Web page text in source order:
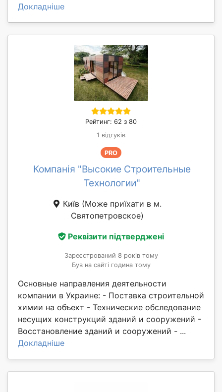
Докладніше
Рейтинг: 62 з 80
1 відгуків
PRO
Компанія "Высокие Строительные
Технологии"
Київ (Може приїхати в м.
Святопетровское)
Реквізити підтверджені
Зареєстрований 8 років тому
Був на сайті година тому
Основные направления деятельности
компании в Украине: - Поставка строительной
химии на объект - Технические обследование
несущих конструкций зданий и сооружений -
Восстановление зданий и сооружений - ...
Докладніше